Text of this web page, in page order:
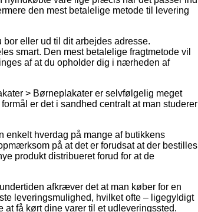
den mest betalelige metode til levering
eller ud til dit arbejdes adresse.
smart. Den mest betalelige fragtmetode vil
af at du opholder dig i nærheden af
> Børneplakater er selvfølgelig meget
er det i sandhed centralt at man studerer
enkelt hverdag på mange af butikkens
på at det er forudsat at der bestilles
produkt distribueret forud for at de
afkræver det at man køber for en
leveringsmulighed, hvilket ofte – ligegyldigt
få kørt dine varer til et udleveringssted.